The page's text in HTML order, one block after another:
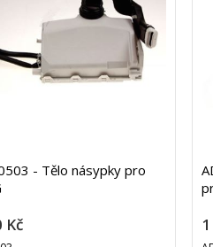
- Tělo násypky pro
Kč